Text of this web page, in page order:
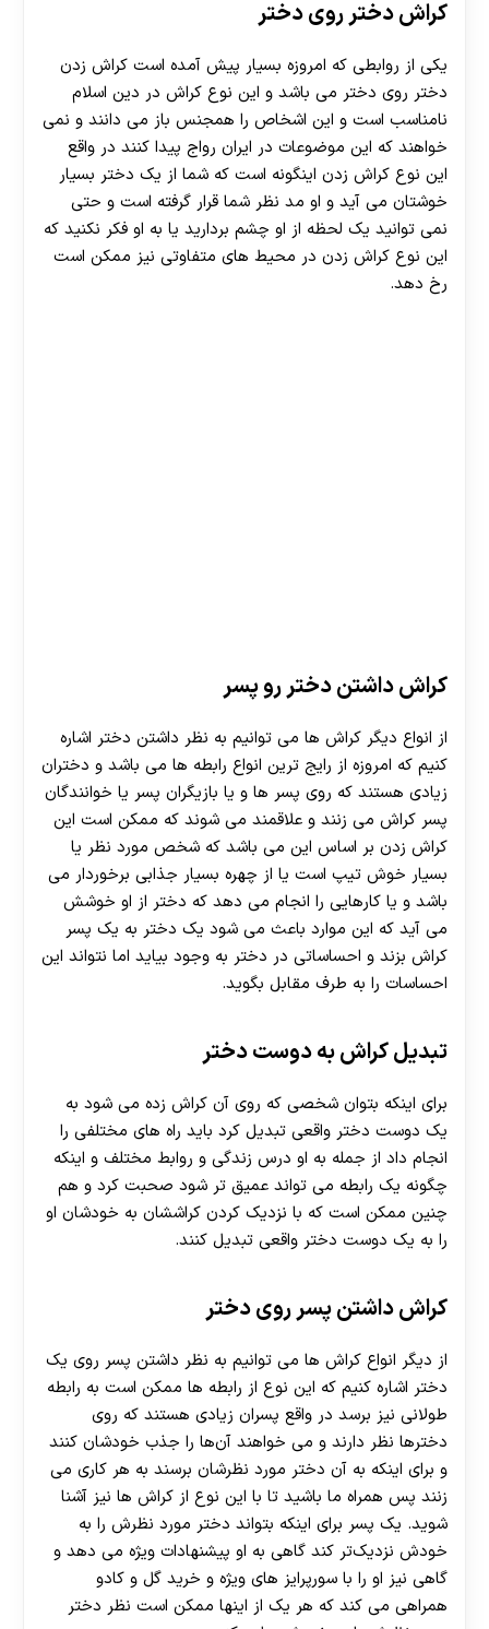
کراش دختر روی دختر
یکی از روابطی که امروزه بسیار پیش آمده است کراش زدن
دختر روی دختر می باشد و این نوع کراش در دین اسلام
نامناسب است و این اشخاص را همجنس باز می دانند و نمی
خواهند که این موضوعات در ایران رواج پیدا کنند در واقع
این نوع کراش زدن اینگونه است که شما از یک دختر بسیار
خوشتان می آید و او مد نظر شما قرار گرفته است و حتی
نمی‌ توانید یک لحظه از او چشم بردارید یا به او فکر نکنید که
این نوع کراش زدن در محیط های متفاوتی نیز ممکن است
رخ دهد.
کراش داشتن دختر رو پسر
از انواع دیگر کراش ها می توانیم به نظر داشتن دختر اشاره
کنیم که امروزه از رایج ترین انواع رابطه ها می باشد و دختران
زیادی هستند که روی پسر ها و یا بازیگران پسر یا خوانندگان
پسر کراش می زنند و علاقمند می شوند که ممکن است این
کراش زدن بر اساس این می باشد که شخص مورد نظر یا
بسیار خوش تیپ است یا از چهره بسیار جذابی برخوردار می
باشد و یا کارهایی را انجام می‌ دهد که دختر از او خوشش
می‌ آید که این موارد باعث می‌ شود یک دختر به یک پسر
کراش بزند و احساساتی در دختر به وجود بیاید اما نتواند این
احساسات را به طرف مقابل بگوید.
تبدیل کراش به دوست دختر
برای اینکه بتوان شخصی که روی آن کراش زده می شود به
یک دوست دختر واقعی تبدیل کرد باید راه های مختلفی را
انجام داد از جمله به او درس زندگی و روابط مختلف و اینکه
چگونه یک رابطه می تواند عمیق تر شود صحبت کرد و هم
چنین ممکن است که با نزدیک کردن کراششان به خودشان او
را به یک دوست دختر واقعی تبدیل کنند.
کراش داشتن پسر روی دختر
از دیگر انواع کراش ها می توانیم به نظر داشتن پسر روی یک
دختر اشاره کنیم که این نوع از رابطه ها ممکن است به رابطه
طولانی نیز برسد در واقع پسران زیادی هستند که روی
دخترها نظر دارند و می‌ خواهند آن‌ها را جذب خودشان کنند
و برای اینکه به آن دختر مورد نظرشان برسند به هر کاری می
زنند پس همراه ما باشید تا با این نوع از کراش ها نیز آشنا
شوید. یک پسر برای اینکه بتواند دختر مورد نظرش را به
خودش نزدیک‌تر کند گاهی به او پیشنهادات ویژه می دهد و
گاهی نیز او را با سورپرایز های ویژه و خرید گل و کادو
همراهی می کند که هر یک از اینها ممکن است نظر دختر